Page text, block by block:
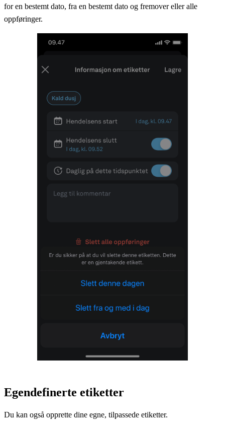
for en bestemt dato, fra en bestemt dato og fremover eller alle
oppføringer.
Egendefinerte etiketter
Du kan også opprette dine egne, tilpassede etiketter.